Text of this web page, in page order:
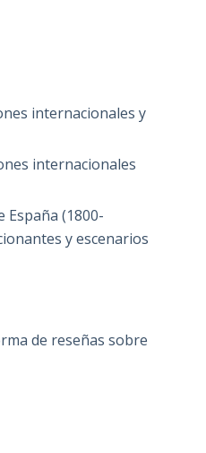
internacionales y
internacionales
España (1800-
y escenarios
de reseñas sobre